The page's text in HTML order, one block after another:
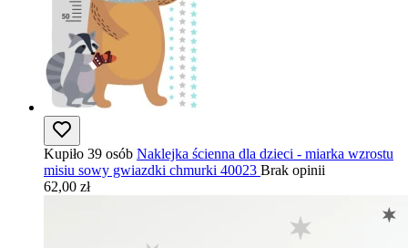
Kupiło 39 osób Naklejka ścienna dla dzieci - miarka wzrostu
misiu sowy gwiazdki chmurki 40023 Brak opinii
62,00 zł